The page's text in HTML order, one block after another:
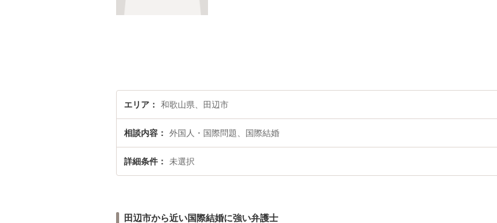
エリア 和歌山県、田辺市
相談内容 外国人・国際問題、国際結婚
詳細条件 未選択
田辺市から近い国際結婚に強い弁護士